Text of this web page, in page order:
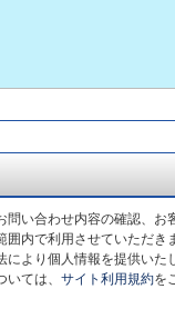
い合わせ内容の確認、
内で利用させていただ
より個人情報を提供いた
ては、 サイト利用規約を